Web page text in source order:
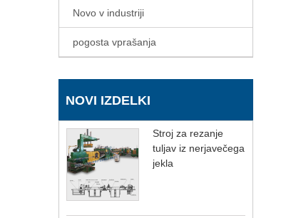
Novo v industriji
pogosta vprašanja
NOVI IZDELKI
Stroj za rezanje
tuljav iz nerjavečega
jekla